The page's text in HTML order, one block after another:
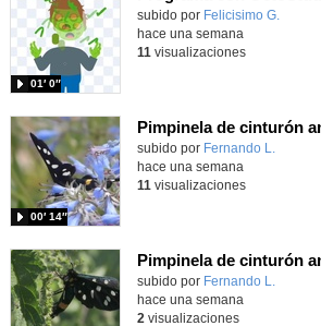
Contenido educativo.
subido por Felicisimo G.
01′ 0″
hace una semana
11 visualizaciones
Contenido educativo.
subido por Fernando L.
00′ 14″
hace una semana
11 visualizaciones
Contenido educativo.
subido por Fernando L.
hace una semana
2 visualizaciones